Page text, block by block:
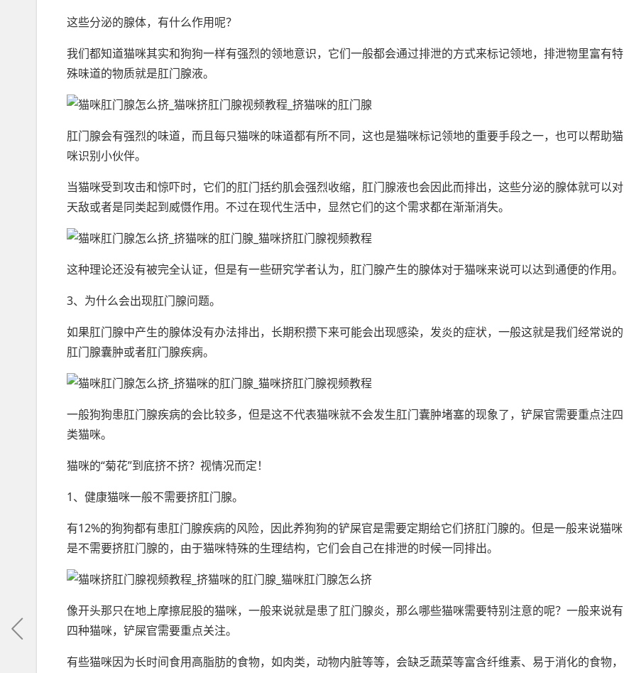
这些分泌的腺体，有什么作用呢？
我们都知道猫咪其实和狗狗一样有强烈的领地意识，它们一般都会通过排泄的方式来标记领地，排泄物里富有特
殊味道的物质就是肛门腺液。
肛门腺会有强烈的味道，而且每只猫咪的味道都有所不同，这也是猫咪标记领地的重要手段之一，也可以帮助猫
咪识别小伙伴。
当猫咪受到攻击和惊吓时，它们的肛门括约肌会强烈收缩，肛门腺液也会因此而排出，这些分泌的腺体就可以对
天敌或者是同类起到威慑作用。不过在现代生活中，显然它们的这个需求都在渐渐消失。
这种理论还没有被完全认证，但是有一些研究学者认为，肛门腺产生的腺体对于猫咪来说可以达到通便的作用。
3、为什么会出现肛门腺问题。
如果肛门腺中产生的腺体没有办法排出，长期积攒下来可能会出现感染，发炎的症状，一般这就是我们经常说的
肛门腺囊肿或者肛门腺疾病。
一般狗狗患肛门腺疾病的会比较多，但是这不代表猫咪就不会发生肛门囊肿堵塞的现象了，铲屎官需要重点注四
类猫咪。
猫咪的“菊花”到底挤不挤？视情况而定！
1、健康猫咪一般不需要挤肛门腺。
有12%的狗狗都有患肛门腺疾病的风险，因此养狗狗的铲屎官是需要定期给它们挤肛门腺的。但是一般来说猫咪
是不需要挤肛门腺的，由于猫咪特殊的生理结构，它们会自己在排泄的时候一同排出。
像开头那只在地上摩擦屁股的猫咪，一般来说就是患了肛门腺炎，那么哪些猫咪需要特别注意的呢？一般来说有
四种猫咪，铲屎官需要重点关注。
有些猫咪因为长时间食用高脂肪的食物，如肉类，动物内脏等等，会缺乏蔬菜等富含纤维素、易于消化的食物，